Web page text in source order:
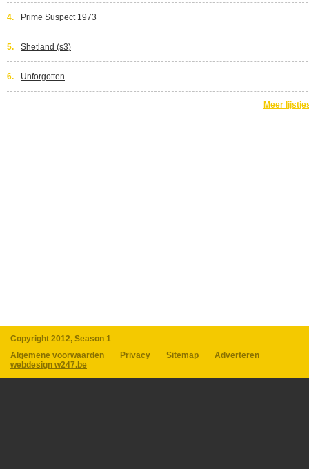
4. Prime Suspect 1973
5. Shetland (s3)
6. Unforgotten
Meer
Copyright 2012, Season 1
Algemene voorwaarden
Privacy Sitemap
Adverteren
webdesign w247.be